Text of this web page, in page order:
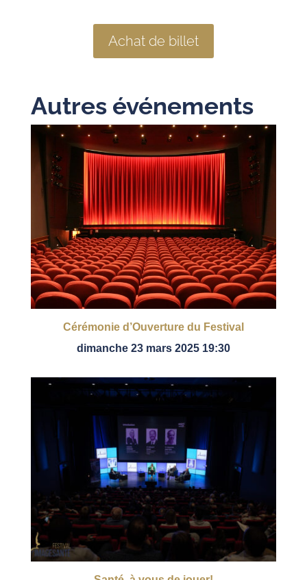
Achat de billet
Autres événements
Cérémonie d’Ouverture du Festival
dimanche 23 mars 2025 19:30